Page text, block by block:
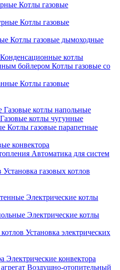
Котлы газовые
Котлы газовые
Котлы газовые дымоходные
Конденсационные котлы
Котлы газовые со
Котлы газовые
Газовые котлы напольные
Газовые котлы чугунные
Котлы газовые парапетные
конвектора
Автоматика для систем
Установка газовых котлов
Электрические котлы
Электрические котлы
Установка электрических
Электрические конвектора
Воздушно-отопительный